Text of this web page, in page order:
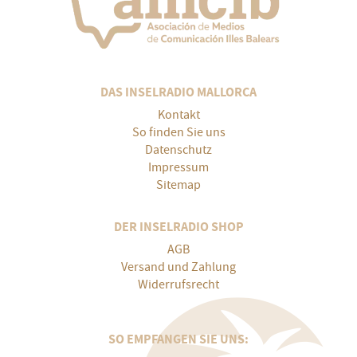
DAS INSELRADIO MALLORCA
Kontakt
So finden Sie uns
Datenschutz
Impressum
Sitemap
DER INSELRADIO SHOP
AGB
Versand und Zahlung
Widerrufsrecht
SO EMPFANGEN SIE UNS: